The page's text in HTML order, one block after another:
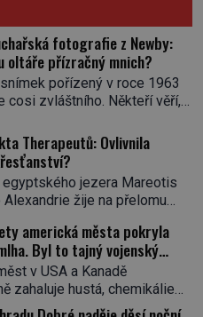
fotografie z Newby:
oltáře přízračný mnich?
pořízený v roce 1963
cosi zvláštního. Někteří věří,
mnicha ze 16. století s
přes obličej, který
zakrývá lepru nebo jiné
Jiní jsou skeptičtí a považují
Jak vlastně vznikla
duchařských
vyšetřovatelé
[…]
Therapeutů: Ovlivnila
egyptského jezera Mareotis
žije na přelomu
obývá vlastní celu, kde se
meditaci a studiu textů,
dny nic nepozře. Pro
ujme název Therapeuté, a
hluboce ovlivní
americká města pokryla
Byl to tajný vojenský
v USA a Kanadě
zahaluje hustá, chemikáliemi
mlha…Na kůži tomu, kde se